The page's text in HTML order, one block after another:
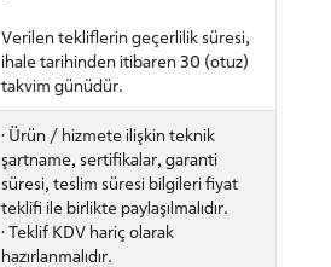
Verilen tekliflerin geçerlilik süresi,
ihale tarihinden itibaren 30 (otuz)
takvim günüdür.
· Ürün / hizmete ilişkin teknik
şartname, sertifikalar, garanti
süresi, teslim süresi bilgileri fiyat
teklifi ile birlikte paylaşılmalıdır.
· Teklif KDV hariç olarak
hazırlanmalıdır.